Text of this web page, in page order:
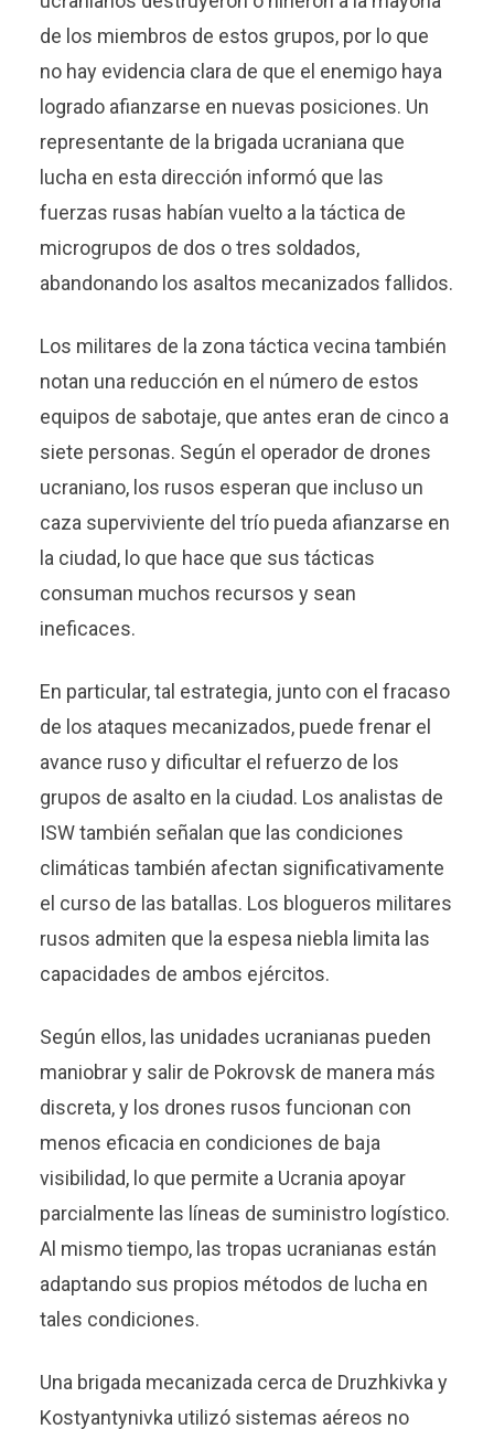
de los miembros de estos grupos, por lo que
no hay evidencia clara de que el enemigo haya
logrado afianzarse en nuevas posiciones. Un
representante de la brigada ucraniana que
lucha en esta dirección informó que las
fuerzas rusas habían vuelto a la táctica de
microgrupos de dos o tres soldados,
abandonando los asaltos mecanizados fallidos.
Los militares de la zona táctica vecina también
notan una reducción en el número de estos
equipos de sabotaje, que antes eran de cinco a
siete personas. Según el operador de drones
ucraniano, los rusos esperan que incluso un
caza superviviente del trío pueda afianzarse en
la ciudad, lo que hace que sus tácticas
consuman muchos recursos y sean
ineficaces.
En particular, tal estrategia, junto con el fracaso
de los ataques mecanizados, puede frenar el
avance ruso y dificultar el refuerzo de los
grupos de asalto en la ciudad. Los analistas de
ISW también señalan que las condiciones
climáticas también afectan significativamente
el curso de las batallas. Los blogueros militares
rusos admiten que la espesa niebla limita las
capacidades de ambos ejércitos.
Según ellos, las unidades ucranianas pueden
maniobrar y salir de Pokrovsk de manera más
discreta, y los drones rusos funcionan con
menos eficacia en condiciones de baja
visibilidad, lo que permite a Ucrania apoyar
parcialmente las líneas de suministro logístico.
Al mismo tiempo, las tropas ucranianas están
adaptando sus propios métodos de lucha en
tales condiciones.
Una brigada mecanizada cerca de Druzhkivka y
Kostyantynivka utilizó sistemas aéreos no